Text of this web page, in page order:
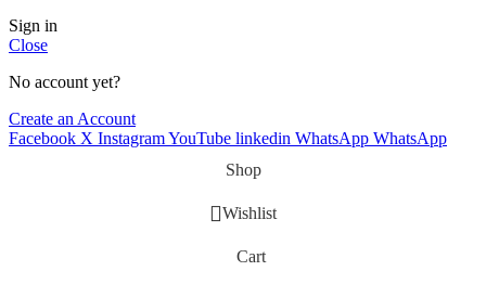
Sign in
Close
No account yet?
Create an Account
Facebook X InstagramYouTube linkedin WhatsApp WhatsApp
Shop
Wishlist
Cart